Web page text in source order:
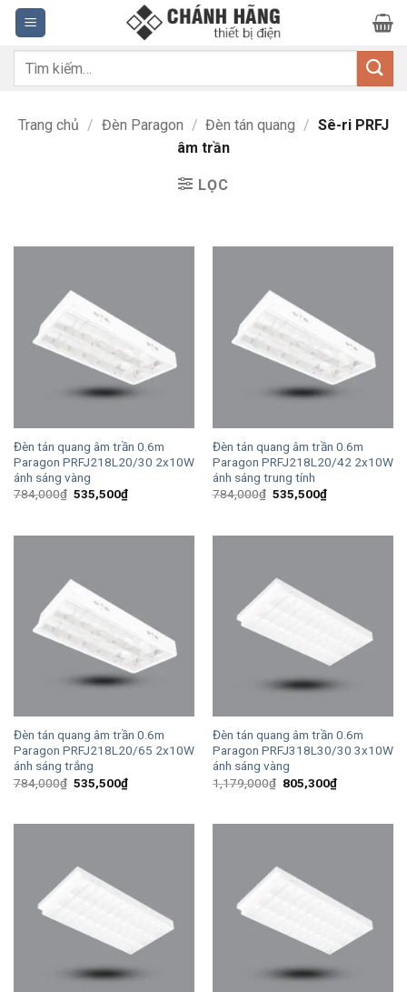
Bỏ
qua
nội
dung
Tìm
Trang chủ / Đèn Paragon / Đèn tán quang / Sê-ri PRFJ
âm trần
LỌC
Đèn tán quang âm trần 0.6m
Paragon PRFJ218L20/30 2x10W
ánh sáng vàng
784,000₫ Giá
535,500₫Giá
hiện
535,500₫.
Đèn tán quang âm trần 0.6m
Paragon PRFJ218L20/42 2x10W
ánh sáng trung tính
784,000₫ Giá
535,500₫Giá
hiện
535,500₫.
Đèn tán quang âm trần 0.6m
Paragon PRFJ218L20/65 2x10W
ánh sáng trắng
784,000₫ Giá
535,500₫Giá
hiện
Đèn tán quang âm trần 0.6m
Paragon PRFJ318L30/30 3x10W
ánh sáng vàng
1,179,000₫ Giá
805,300₫Giá
hiện